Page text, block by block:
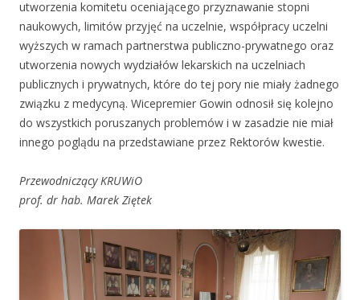
utworzenia komitetu oceniającego przyznawanie stopni
naukowych, limitów przyjęć na uczelnie, współpracy uczelni
wyższych w ramach partnerstwa publiczno-prywatnego oraz
utworzenia nowych wydziałów lekarskich na uczelniach
publicznych i prywatnych, które do tej pory nie miały żadnego
związku z medycyną. Wicepremier Gowin odnosił się kolejno
do wszystkich poruszanych problemów i w zasadzie nie miał
innego poglądu na przedstawiane przez Rektorów kwestie.
Przewodniczący KRUWiO
prof. dr hab. Marek Ziętek